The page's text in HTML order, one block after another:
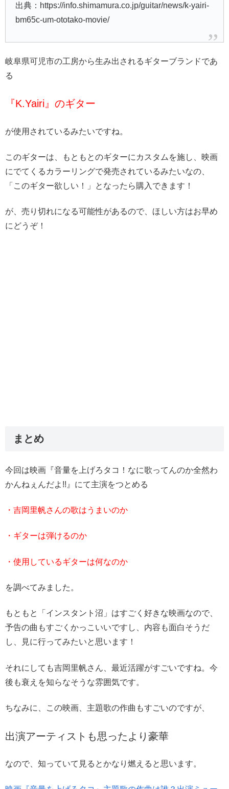
出典：https://info.shimamura.co.jp/guitar/news/k-yairi-
bm65c-um-ototako-movie/
岐阜県可児市の工房から生み出されるギターブランドであ
る
『K.Yairi』のギター
が使用されているみたいですね。
このギターは、もともとのギターにカスタムを施し、映画
にでてくるカラーリングで発売されているみたいなの、
「このギター欲しい！」となったら購入できます！
が、売り切れになる可能性があるので、ほしい方はお早め
にどうぞ！
まとめ
今回は映画『音量を上げろタコ！なに歌ってんのか全然わ
かんねぇんだよ!!』にて主演をつとめる
・吉岡里帆さんの歌はうまいのか
・ギターは弾けるのか
・使用しているギターは何なのか
を調べてみました。
もともと「インスタント沼」はすごく好きな映画なので、
予告の曲もすごくかっこいいですし、内容も面白そうだ
し、見に行ってみたいと思います！
それにしても吉岡里帆さん、最近活躍がすごいですね。今
後も衰えを知らなそうな雰囲気です。
ちなみに、この映画、主題歌の作曲もすごいのですが、
出演アーティストも思ったより豪華
なので、知っていて見るとかなり燃えると思います。